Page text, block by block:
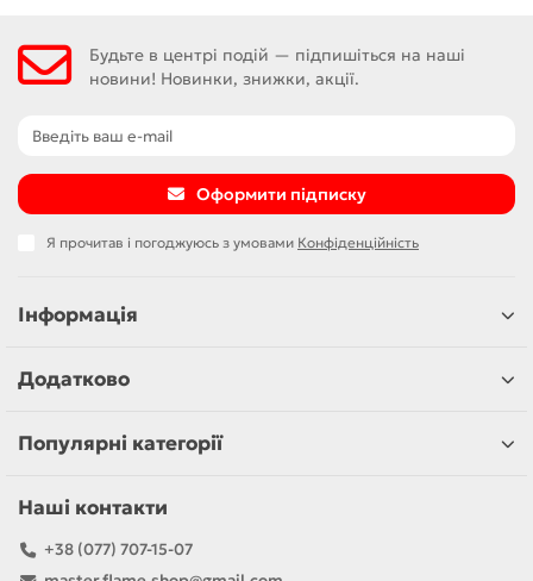
Будьте в центрі подій — підпишіться на наші
новини! Новинки, знижки, акції.
Оформити підписку
Я прочитав і погоджуюсь з умовами Конфіденційність
Інформація
Додатково
Популярні категорії
Наші контакти
+38 (077) 707-15-07